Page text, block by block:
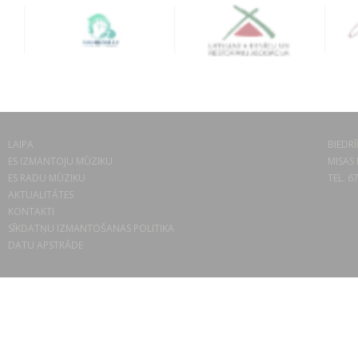
LAIPA
ES IZMANTOJU MŪZIKU
ES RADU MŪZIKU
AKTUALITĀTES
KONTAKTI
SĪKDATŅU IZMANTOŠANAS POLITIKA
DATU APSTRĀDE
TEL.